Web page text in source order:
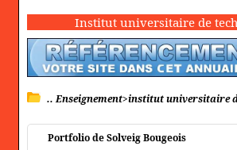
Institut universitaire de
.. Enseignement>institut universitaire
Portfolio de Solveig Bougeois